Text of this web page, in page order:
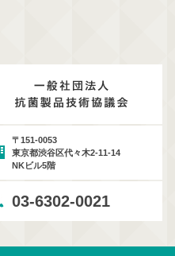
〒151-0053
東京都渋谷区代々木2-11-14
NKビル5階
03-6302-0021